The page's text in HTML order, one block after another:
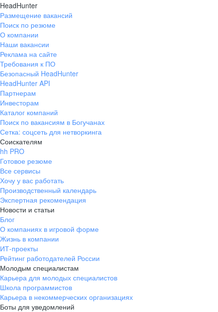
HeadHunter
Размещение вакансий
Поиск по резюме
О компании
Наши вакансии
Реклама на сайте
Требования к ПО
Безопасный HeadHunter
HeadHunter API
Партнерам
Инвесторам
Каталог компаний
Поиск по вакансиям в Богучанах
Сетка: соцсеть для нетворкинга
Соискателям
hh PRO
Готовое резюме
Все сервисы
Хочу у вас работать
Производственный календарь
Экспертная рекомендация
Новости и статьи
Блог
О компаниях в игровой форме
Жизнь в компании
ИТ-проекты
Рейтинг работодателей России
Молодым специалистам
Карьера для молодых специалистов
Школа программистов
Карьера в некоммерческих организациях
Боты для уведомлений